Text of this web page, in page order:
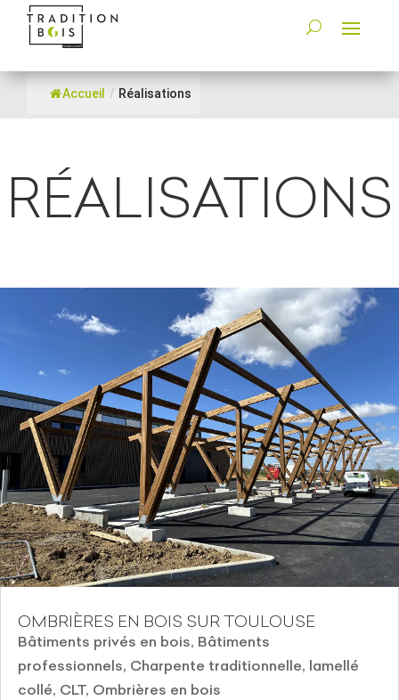
Accueil / Réalisations
RÉALISATIONS
OMBRIÈRES EN BOIS SUR TOULOUSE
Bâtiments privés en bois, Bâtiments
professionnels, Charpente traditionnelle, lamellé
collé, CLT, Ombrières en bois